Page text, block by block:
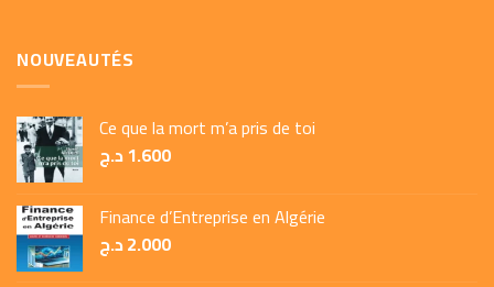
NOUVEAUTÉS
Ce que la mort m’a pris de toi
1.600د.ج
Finance d’Entreprise en Algérie
2.000د.ج